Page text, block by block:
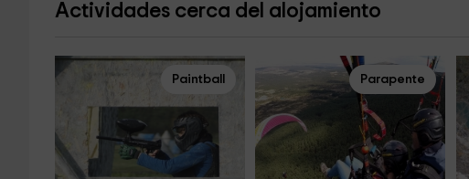
Actividades cerca del alojamiento
Paintball Parapente